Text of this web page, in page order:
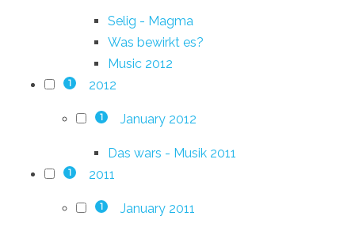
Selig - Magma
Was bewirkt es?
Music 2012
1 2012
1 January 2012
Das wars - Musik 2011
1 2011
1 January 2011